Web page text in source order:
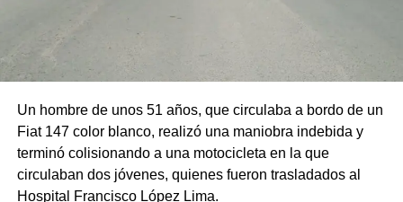
Un hombre de unos 51 años, que circulaba a bordo de un
Fiat 147 color blanco, realizó una maniobra indebida y
terminó colisionando a una motocicleta en la que
circulaban dos jóvenes, quienes fueron trasladados al
Hospital Francisco López Lima.